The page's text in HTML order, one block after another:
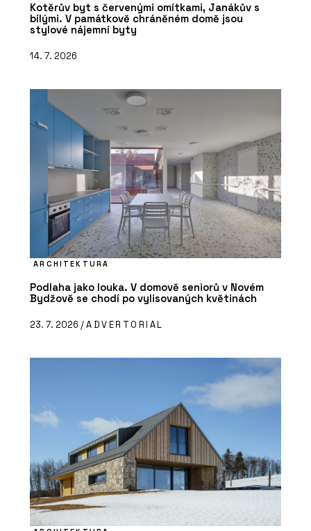
Kotěrův byt s červenými omítkami, Janákův s
bílými. V památkově chráněném domě jsou
stylové nájemní byty
14. 7. 2026
ARCHITEKTURA
Podlaha jako louka. V domově seniorů v Novém
Bydžově se chodí po vylisovaných květinách
23. 7. 2026 /ADVERTORIAL